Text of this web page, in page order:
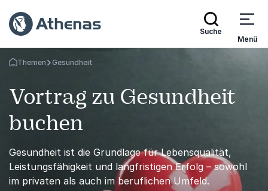
Suche
Menü
Zurück zur Startseite
Themen Gesundheit
Vortrag zu Gesundheit
buchen
Gesundheit ist die Grundlage für Lebensqualität,
Leistungsfähigkeit und langfristigen Erfolg – sowohl
im privaten als auch im beruflichen Umfeld.